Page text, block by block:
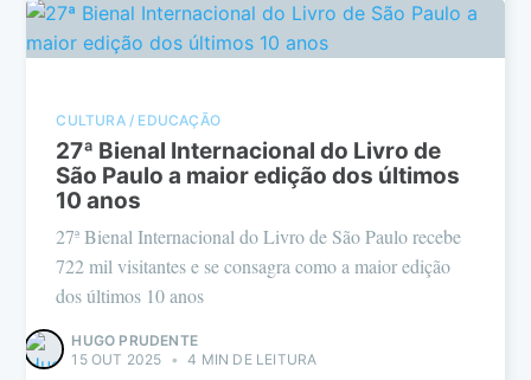
CULTURA / EDUCAÇÃO
27ª Bienal Internacional do Livro de
São Paulo a maior edição dos últimos
10 anos
27ª Bienal Internacional do Livro de São Paulo recebe
722 mil visitantes e se consagra como a maior edição
dos últimos 10 anos
HUGO PRUDENTE
15 OUT 2025 • 4 MIN DE LEITURA